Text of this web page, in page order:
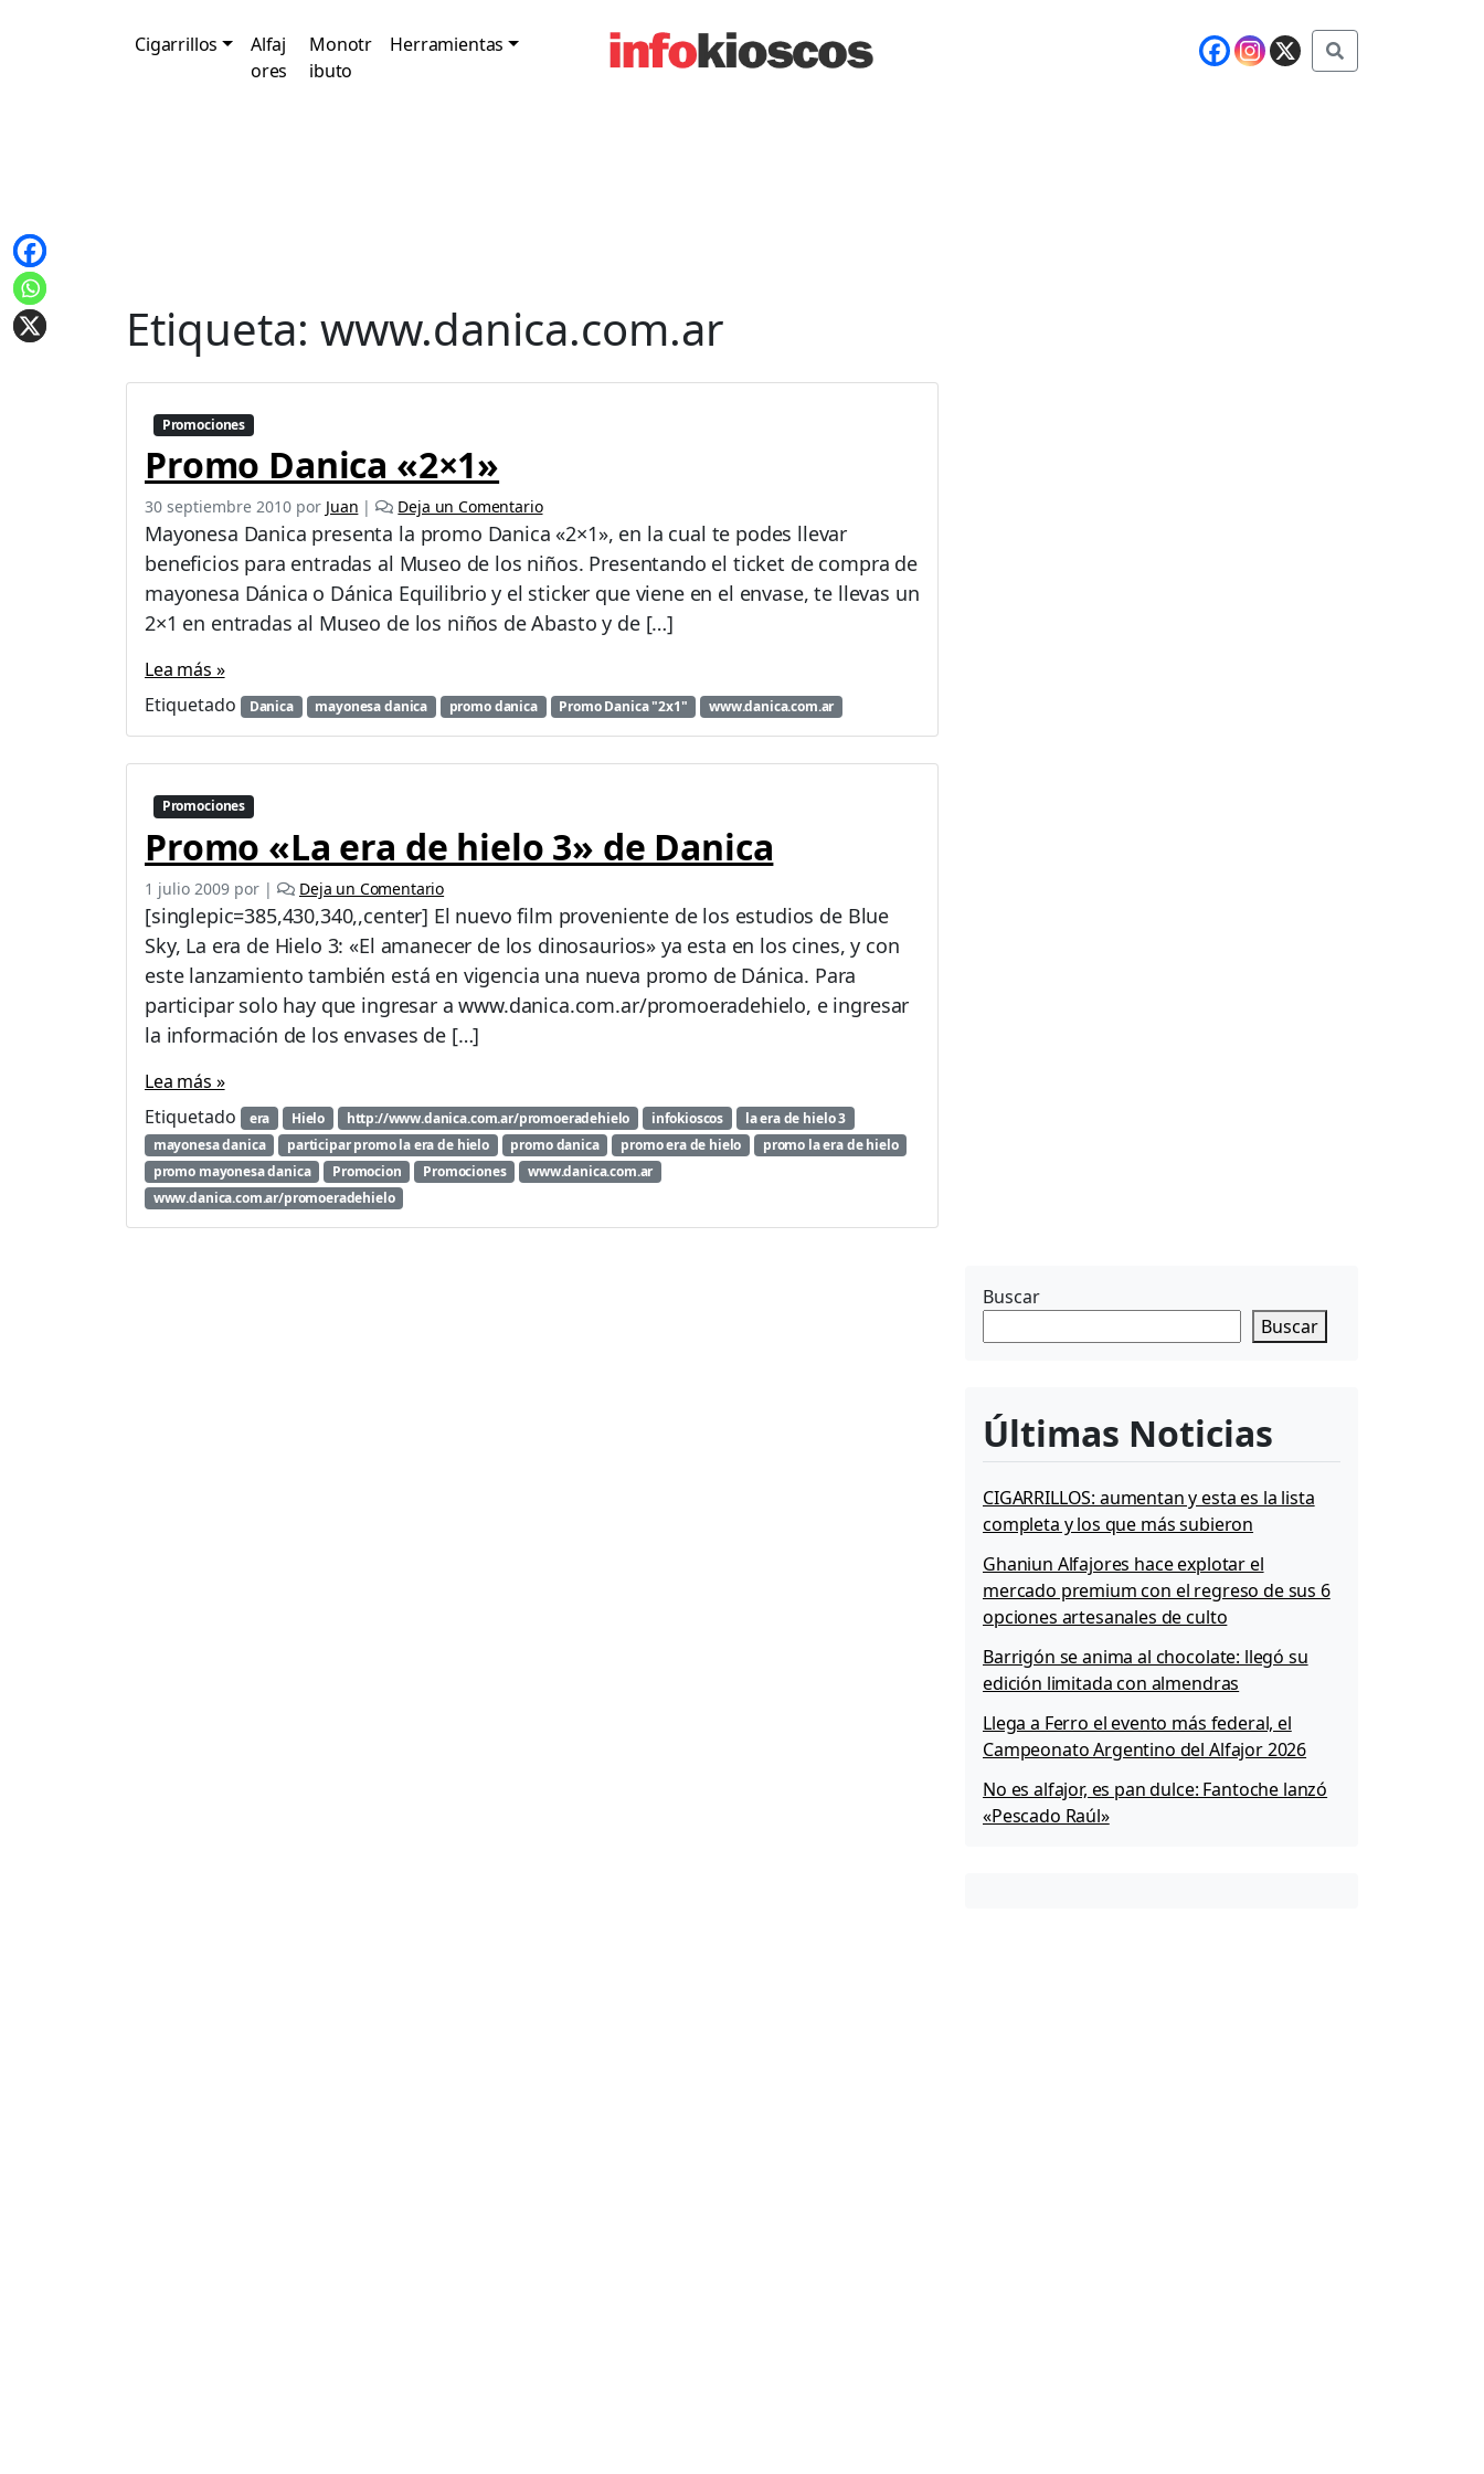
Cigarrillos
Alfaj
ores
Monotr
ibuto
Herramientas
Etiqueta: www.danica.com.ar
Promociones
Promo Danica «2×1»
30 septiembre 2010 por Juan | Deja un Comentario
Mayonesa Danica presenta la promo Danica «2×1», en la cual te podes llevar
beneficios para entradas al Museo de los niños. Presentando el ticket de compra de
mayonesa Dánica o Dánica Equilibrio y el sticker que viene en el envase, te llevas un
2×1 en entradas al Museo de los niños de Abasto y de […]
Lea más »
Etiquetado
Danica mayonesa danica promo danica Promo Danica "2x1" www.danica.com.ar
Promociones
Promo «La era de hielo 3» de Danica
1 julio 2009 por | Deja un Comentario
[singlepic=385,430,340,,center] El nuevo film proveniente de los estudios de Blue
Sky, La era de Hielo 3: «El amanecer de los dinosaurios» ya esta en los cines, y con
este lanzamiento también está en vigencia una nueva promo de Dánica. Para
participar solo hay que ingresar a www.danica.com.ar/promoeradehielo, e ingresar
la información de los envases de […]
Lea más »
Etiquetado
era Hielo http://www.danica.com.ar/promoeradehielo infokioscos
la era de hielo 3
mayonesa danica
participar promo la era de hielo promo danica promo era de hielo
promo la era de hielo
promo mayonesa danica
Promocion Promociones
www.danica.com.ar
www.danica.com.ar/promoeradehielo
Buscar
Buscar
Últimas Noticias
CIGARRILLOS: aumentan y esta es la lista
completa y los que más subieron
Ghaniun Alfajores hace explotar el
mercado premium con el regreso de sus 6
opciones artesanales de culto
Barrigón se anima al chocolate: llegó su
edición limitada con almendras
Llega a Ferro el evento más federal, el
Campeonato Argentino del Alfajor 2026
No es alfajor, es pan dulce: Fantoche lanzó
«Pescado Raúl»